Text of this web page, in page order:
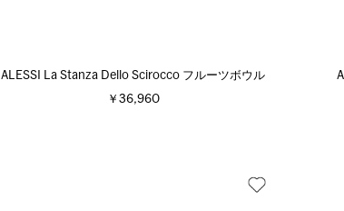
ALESSI La Stanza Dello Scirocco フルーツボウル
￥36,960